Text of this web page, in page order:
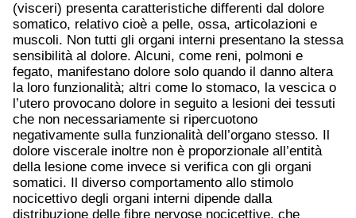
(visceri) presenta caratteristiche differenti dal dolore
somatico, relativo cioè a pelle, ossa, articolazioni e
muscoli. Non tutti gli organi interni presentano la stessa
sensibilità al dolore. Alcuni, come reni, polmoni e
fegato, manifestano dolore solo quando il danno altera
la loro funzionalità; altri come lo stomaco, la vescica o
l’utero provocano dolore in seguito a lesioni dei tessuti
che non necessariamente si ripercuotono
negativamente sulla funzionalità dell’organo stesso. Il
dolore viscerale inoltre non è proporzionale all’entità
della lesione come invece si verifica con gli organi
somatici. Il diverso comportamento allo stimolo
nocicettivo degli organi interni dipende dalla
distribuzione delle fibre nervose nocicettive, che